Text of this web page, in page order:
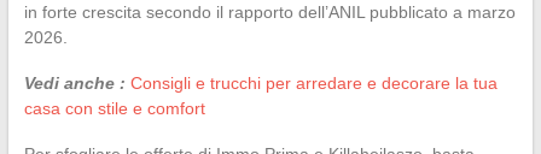
in forte crescita secondo il rapporto dell’ANIL pubblicato a marzo
2026.
Vedi anche : Consigli e trucchi per arredare e decorare la tua
casa con stile e comfort